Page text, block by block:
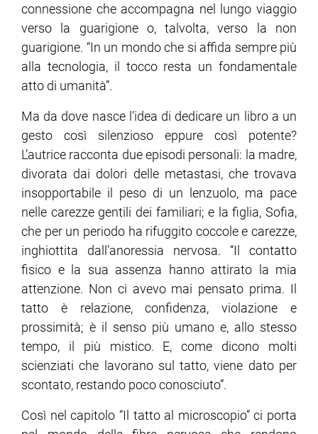
connessione che accompagna nel lungo viaggio
verso la guarigione o, talvolta, verso la non
guarigione. “In un mondo che si affida sempre più
alla tecnologia, il tocco resta un fondamentale
atto di umanità”.
Ma da dove nasce l’idea di dedicare un libro a un
gesto così silenzioso eppure così potente?
L’autrice racconta due episodi personali: la madre,
divorata dai dolori delle metastasi, che trovava
insopportabile il peso di un lenzuolo, ma pace
nelle carezze gentili dei familiari; e la figlia, Sofia,
che per un periodo ha rifuggito coccole e carezze,
inghiottita dall’anoressia nervosa. “Il contatto
fisico e la sua assenza hanno attirato la mia
attenzione. Non ci avevo mai pensato prima. Il
tatto è relazione, confidenza, violazione e
prossimità; è il senso più umano e, allo stesso
tempo, il più mistico. E, come dicono molti
scienziati che lavorano sul tatto, viene dato per
scontato, restando poco conosciuto”.
Così nel capitolo “Il tatto al microscopio” ci porta